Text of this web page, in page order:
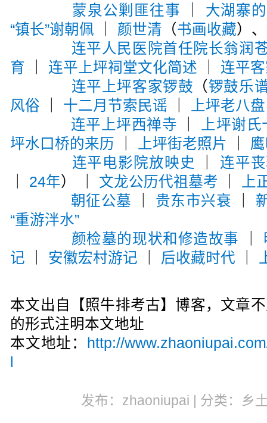
蒙泉公剿匪往事
大湖寨
“镇长”谢朝佩
颜世清 （书画收藏）、
连平人民医院首任院长翁润
育
连平上坪祠堂文化简述
连平
连平上坪客家锣鼓 （锣鼓乐
风俗
十二月节索民谣 上坪老八盘
连平上坪西禅寺
上坪谢
坪水口桥的来历
上坪街老照片
连平电影院放映史
连平
24年） ｜ 文龙公历代祖墓考
上
朝征公墓
贵东市兴衰
“重游泮水”
颜检墓的现状和修造故事
记
安徽宏村游记 后收藏时代
本文出自【照牛排考古】博客，文章
的形式注明本文地址
本文地址： http://
l
发布：zhaoniupai | 分类：乡